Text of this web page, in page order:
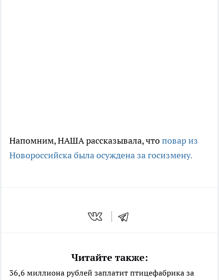
Напомним, НАША рассказывала, чтоповар из
Новороссийска была осуждена за госизмену.
Читайте также:
36,6 миллиона рублей заплатит птицефабрика за